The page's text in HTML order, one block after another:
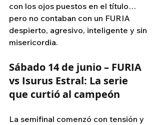
con los ojos puestos en el título…
pero no contaban con un FURIA
despierto, agresivo, inteligente y sin
misericordia.
Sábado 14 de junio – FURIA
vs Isurus Estral: La serie
que curtió al campeón
La semifinal comenzó con tensión y